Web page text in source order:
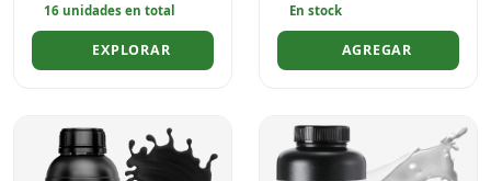
16 unidades en total
EXPLORAR
En stock
AGREGAR